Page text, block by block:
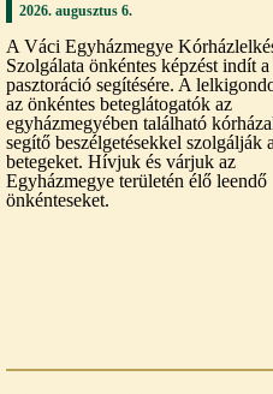
2026. augusztus 6.
A Váci Egyházmegye
Szolgálata önkéntes képzést indít
pasztoráció segítésére. A
az önkéntes beteglátogatók az
egyházmegyében található
segítő beszélgetésekkel szolgálják a
betegeket. Hívjuk és várjuk az
Egyházmegye területén élő leendő
önkénteseket.